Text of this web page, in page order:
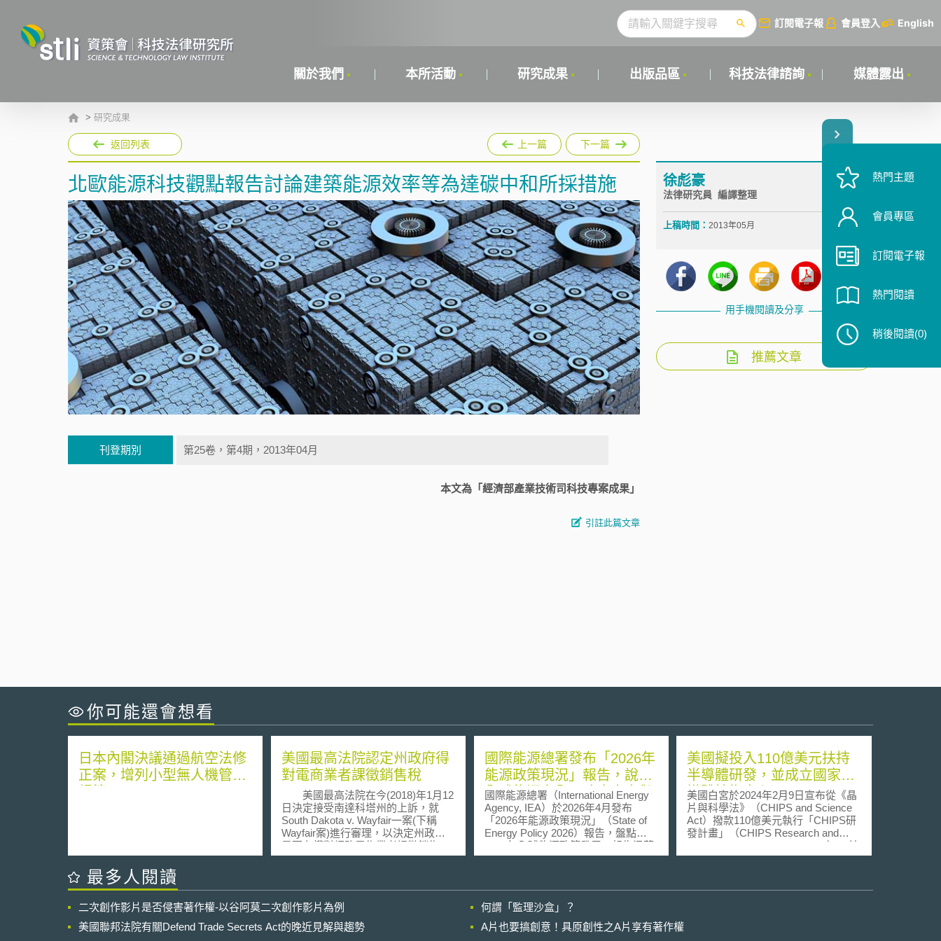
訂閱電子報 會員登入 English
關於我們 本所活動 研究成果 出版品區 科技法律諮詢 媒體露出
> 研究成果
返回列表 上一篇 下一篇
北歐能源科技觀點報告討論建築能源效率等為達碳中和所採措施
刊登期別 第25卷，第4期，2013年04月
本文為「經濟部產業技術司科技專案成果」
引註此篇文章
徐彪豪
法律研究員 編譯整理
上稿時間： 2013年05月
用手機閱讀及分享
推薦文章
你可能還會想看
日本內閣決議通過航空法修
正案，增列小型無人機管制
美國最高法院認定州政府得
對電商業者課徵銷售稅
美國最高法院在今(2018)年1月12
日決定接受南達科塔州的上訴，就
South Dakota v. Wayfair一案(下稱
Wayfair案)進行審理，以決定州政府
是否有權對網路零售業者課徵銷售
稅。依據最高法院在1992年Quill v.
得對該零售商向該州居民所銷售之貨
物課徵銷售稅。 在1992年Quill案
中，最高法院認為州政府對於遠距零
國際能源總署發布「2026年
能源政策現況」報告，說明
全球能源安全、政府支出與
減碳政策趨勢
國際能源總署（International Energy
Agency, IEA）於2026年4月發布
「2026年能源政策現況」（State of
Energy Policy 2026）報告，盤點
2025年全球能源政策發展。報告涵蓋
84個國家，約占全球能源需求與排放
範、氣候承諾及各部門政策變化。 報
告指出，近年全球供應鏈中斷、俄烏
戰爭、關鍵礦物出口管制、極端高溫
美國擬投入110億美元扶持
半導體研發，並成立國家半
導體技術中心
美國白宮於2024年2月9日宣布從《晶
片與科學法》（CHIPS and Science
Act）撥款110億美元執行「CHIPS研
發計畫」（CHIPS Research and
Development (R&D) programs），並
將設立投資基金，協助美國新興半導
最多人閱讀
二次創作影片是否侵害著作權-以谷阿莫二次創作影片為例
何謂「監理沙盒」？
美國聯邦法院有關Defend Trade Secrets Act的晚近見解與趨勢
A片也要搞創意！具原創性之A片享有著作權
熱門主題
會員專區
訂閱電子報
熱門閱讀
稍後閱讀(0)